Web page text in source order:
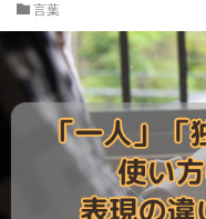
言葉